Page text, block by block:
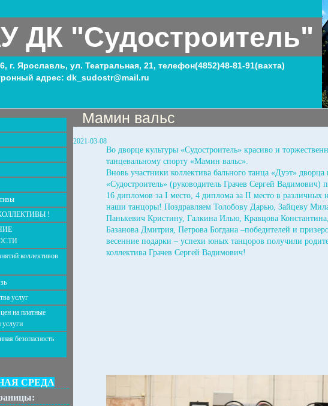
ДК "Судостроитель"
г. Ярославль, ул. Театральная, 21, телефон(4852)48-81-91(вахта)
адрес: dk_sudostr@mail.ru
!
коллективов
услуг
на платные
услуги
безопасность
СРЕДА
Мамин вальс
2021-03-08
Во дворце культуры «Судостроитель» красиво и
танцевальному спорту «Мамин вальс».
Вновь участники коллектива бального танца «Дуэт» дворца
«Судостроитель» (руководитель Грачев Сергей Вадимович)
16 дипломов за I место, 4 диплома за II место в различных
наши танцоры! Поздравляем Толобову Дарью, Зайцеву
Панькевич Кристину, Галкина Илью, Кравцова
Базанова Дмитрия, Петрова Богдана –победителей и
весенние подарки – успехи юных танцоров получили
коллектива Грачев Сергей Вадимович!